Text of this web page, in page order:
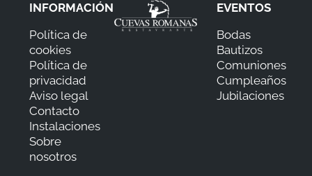
INFORMACIÓN
Política de
cookies
Política de
privacidad
Aviso legal
Contacto
Instalaciones
Sobre
nosotros
EVENTOS
Bodas
Bautizos
Comuniones
Cumpleaños
Jubilaciones